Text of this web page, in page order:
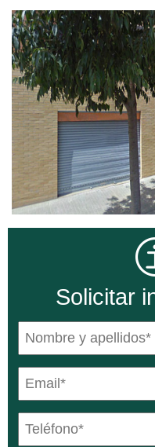
Solicitar